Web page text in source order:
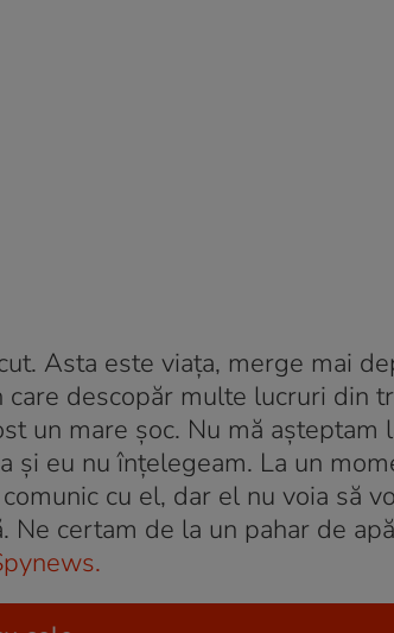
Asta este viaţa, merge mai
descopăr multe lucruri din
un mare şoc. Nu mă aşteptam
şi eu nu înţelegeam. La un
cu el, dar el nu voia să
certam de la un pahar de